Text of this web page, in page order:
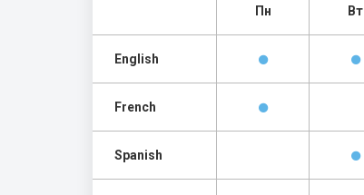
Пн Вт
English
French
Spanish